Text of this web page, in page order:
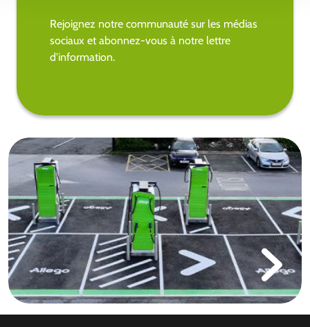
Rejoignez notre communauté sur les médias
sociaux et abonnez-vous à notre lettre
d'information.